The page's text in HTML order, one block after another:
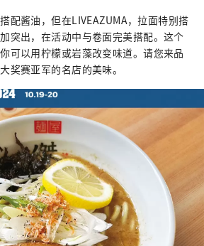
配酱油，但在LIVEAZUMA，拉面特别搭
突出，在活动中与卷面完美搭配。这个
可以用柠檬或岩藻改变味道。请您来品
奖赛亚军的名店的美味。